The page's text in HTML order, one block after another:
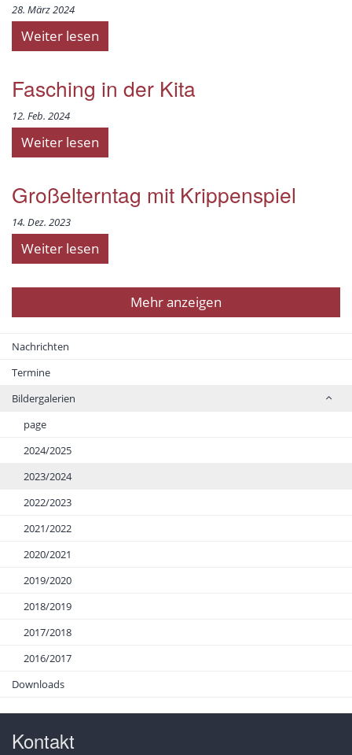
28. März 2024
Weiter lesen
Fasching in der Kita
12. Feb. 2024
Weiter lesen
Großelterntag mit Krippenspiel
14. Dez. 2023
Weiter lesen
Mehr anzeigen
Nachrichten
Termine
Bildergalerien
page
2024/2025
2023/2024
2022/2023
2021/2022
2020/2021
2019/2020
2018/2019
2017/2018
2016/2017
Downloads
Kontakt